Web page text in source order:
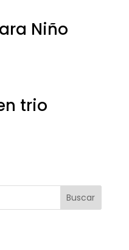
Niño
trio
Buscar